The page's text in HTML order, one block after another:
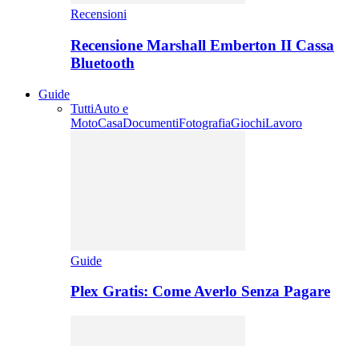
Recensioni
Recensione Marshall Emberton II Cassa
Bluetooth
Guide
TuttiAuto e
MotoCasaDocumentiFotografiaGiochiLavoro
Guide
Plex Gratis: Come Averlo Senza Pagare